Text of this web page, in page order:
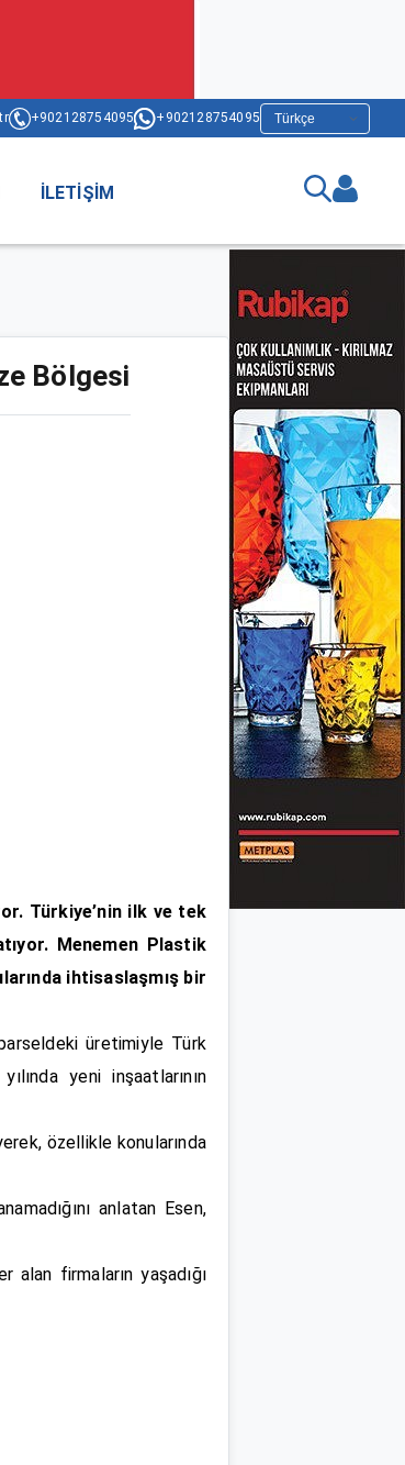
+902128754095 +902128754095
İLETIŞIM
Bölgesi
Türkiye’nin ilk ve tek
Menemen Plastik
ihtisaslaşmış bir
üretimiyle Türk
yeni inşaatlarının
özellikle konularında
anlatan Esen,
firmaların yaşadığı